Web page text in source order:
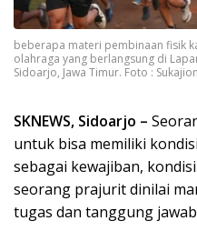
beberapa materi pembinaan fisik
olahraga yang berlangsung di
Sidoarjo, Jawa Timur. Foto :
SKNEWS, Sidoarjo –
untuk bisa memiliki
sebagai kewajiban,
seorang prajurit dinilai
tugas dan tanggung